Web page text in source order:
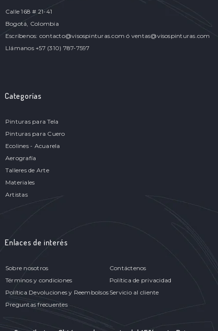
Calle 168 # 21-41
Bogotá, Colombia
Escríbenos: contacto@visospinturas.com ó ventas@visospinturas.com
Llámanos +57 (310) 787-7597
Categorías
Pinturas para Tela
Pinturas para Cuero
Ecolines - Acuarela
Aerografía
Talleres de Arte
Materiales
Artistas
Enlaces de interés
Sobre nosotros
Contáctenos
Términos y condiciones
Política de privacidad
Política Devoluciones y Reembolsos Servicio al cliente
Preguntas frecuentes